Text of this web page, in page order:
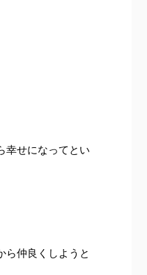
幸せになってとい
ら仲良くしようと